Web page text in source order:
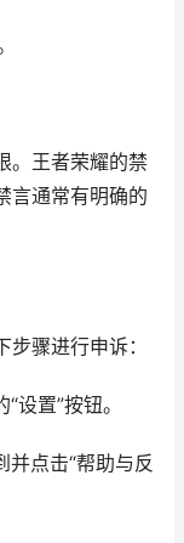
。王者荣耀的禁
言通常有明确的
骤进行申诉：
设置”按钮。
并点击“帮助与反